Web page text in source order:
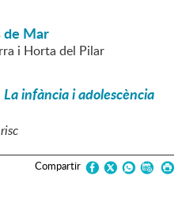
de Mar
i Horta del Pilar
La infància i adolescència
Compartir